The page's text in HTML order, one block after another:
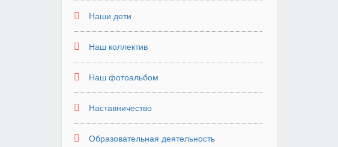
Наши дети
Наш коллектив
Наш фотоальбом
Наставничество
Образовательная деятельность